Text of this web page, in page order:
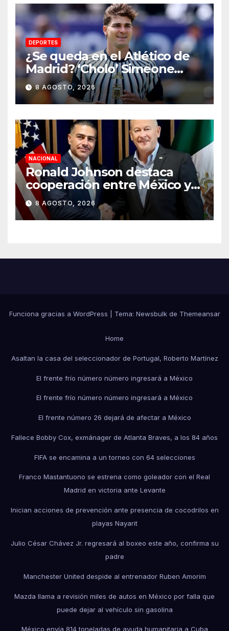
DEPORTES
¿Se queda en el Atlético de
Madrid? ‘Cholo’ Simeone
responde contundente sobre
el futuro de Julián Álvarez
8 AGOSTO, 2026
NACIONAL
Ronald Johnson destaca
cooperación entre México y
EU para la seguridad en
región aguacatera de
Michoacán
8 AGOSTO, 2026
Funciona gracias a WordPress Tema: Newsbulkde Themeansar
Home
Asaltan la casa del seleccionador de Portugal, Roberto Martínez
El frente frío número número ingresará a México
El frente frío número número ingresará a México
El frente número 26 dejará de afectar a México
Fallece Bobby Cox, exmánager de Atlanta Braves, a los 84 años
FIFA se encamina a un torneo con 64 selecciones
Franco Mastantuono se estrena como goleador con el Real
Madrid en victoria ante Levante
Inician acciones de prevención ante presencia de cocodrilos en
playas Nayarit
Julio César Chávez Jr. regresará al boxeo este año, confirma su
padre
Manchester United despide al entrenador Ruben Amorim
Mazda llama a revisión miles de autos en México por falla que
puede dejar al vehículo sin gasolina
México envía 814 toneladas de ayuda humanitaria a Cuba